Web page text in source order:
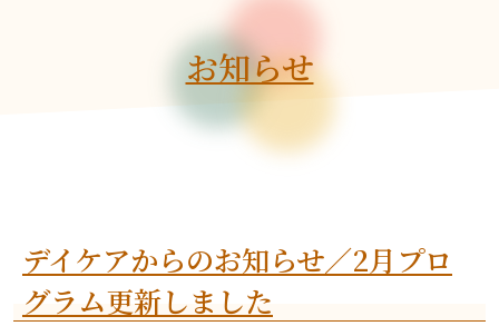
お知らせ
デイケアからのお知らせ／2月プロ
グラム更新しました